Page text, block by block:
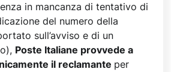
in mancanza di tentativo di
del numero della
sull’avviso e di un
Poste Italiane provvede a
il reclamante per